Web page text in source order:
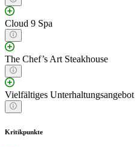
Cloud 9 Spa
The Chef’s Art Steakhouse
Vielfältiges Unterhaltungsangebot
Kritikpunkte